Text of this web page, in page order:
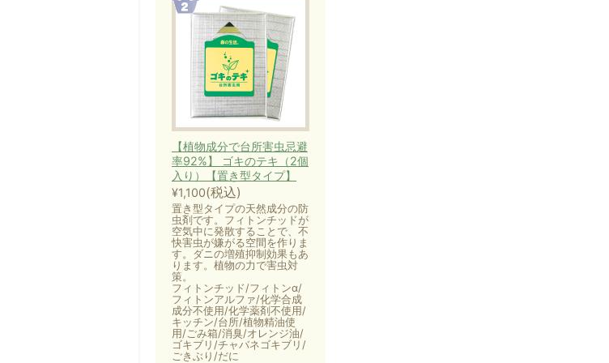
【植物成分で台所害虫忌避
率92%】 ゴキのテキ（2個
入り）【置き型タイプ】
¥1,100(税込)
置き型タイプの天然成分の防
虫剤です。フィトンチッドが
空気中に発散することで、不
快害虫が嫌がる空間を作りま
す。ダニの増殖抑制効果もあ
ります。植物の力で害虫対
策。
フィトンチッド/フィトンα/
フィトンアルファ/化学合成
成分不使用/化学薬剤不使用/
キッチン/台所/植物精油使
用/ごみ箱/消臭/オレンジ油/
ゴキブリ/チャバネゴキブリ/
ごきぶり/だに